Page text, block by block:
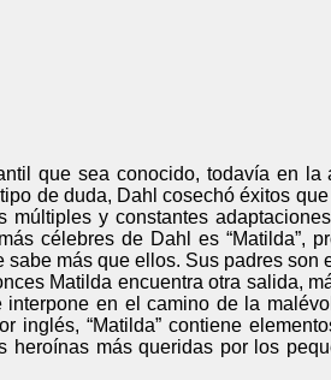
que sea conocido, todavía en
de duda, Dahl cosechó éxitos
y constantes
célebres de Dahl es “Matilda”,
más que ellos. Sus padres
Matilda encuentra otra salida,
en el camino de la
inglés, “Matilda” contiene
heroínas más queridas por los